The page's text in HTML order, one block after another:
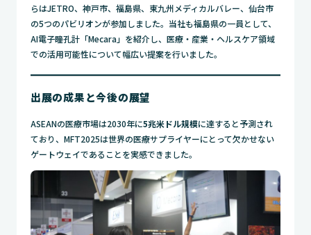
らはJETRO、神戸市、福島県、東九州メディカルバレー、仙台市
の5つのパビリオンが参加しました。当社も福島県の一員として、
AI電子瞳孔計「Mecara」を紹介し、医療・産業・ヘルスケア領域
での活用可能性について幅広い提案を行いました。
出展の成果と今後の展望
ASEANの医療市場は2030年に5兆米ドル規模に達すると予測され
ており、MFT2025は世界の医療サプライヤーにとって欠かせない
ゲートウェイであることを実感できました。